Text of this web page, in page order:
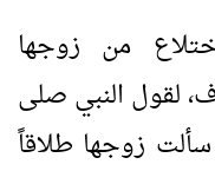
من زوجها
لقول النبي صلى
سألت زوجها طلاقاً